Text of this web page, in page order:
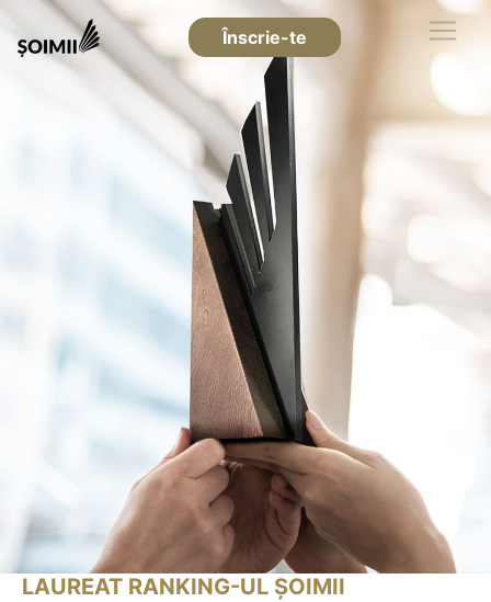
Înscrie-te
LAUREAT RANKING-UL ȘOIMII